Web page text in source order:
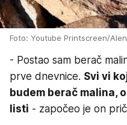
Foto: Youtube Printscreen/
- Postao sam berač
prve dnevnice. Svi vi
budem berač malina,
listi - započeo je on